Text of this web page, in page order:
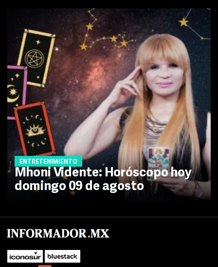
ENTRETENIMIENTO
Mhoni Vidente: Horóscopo hoy
domingo 09 de agosto